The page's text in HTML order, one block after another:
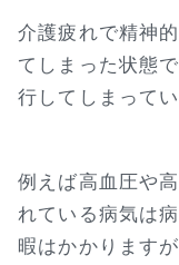
介護疲れで精神
てしまった状態
行してしまって
例えば高血圧や
れている病気は
暇はかかります